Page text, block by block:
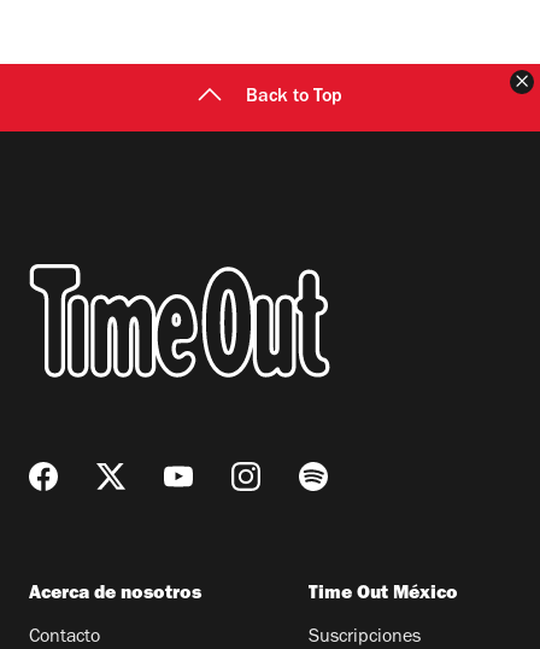
Back to Top
Acerca de nosotros
Contacto
Time Out México
Suscripciones